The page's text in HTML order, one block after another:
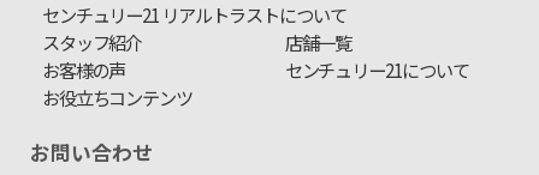
センチュリー21 リアルトラストについて
スタッフ紹介
店舗一覧
お客様の声
センチュリー21について
お役立ちコンテンツ
お問い合わせ